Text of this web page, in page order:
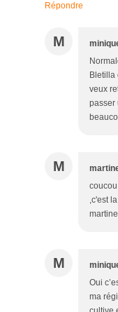
Répondre
M
Bletilla
veux
passer
M
,c'est
martine
M
Oui
ma